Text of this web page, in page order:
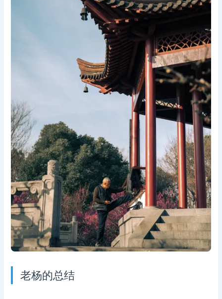
老杨的总结